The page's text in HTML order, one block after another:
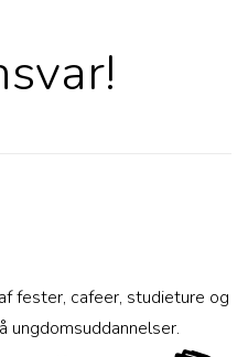
fester, cafeer, studieture og
ungdomsuddannelser.